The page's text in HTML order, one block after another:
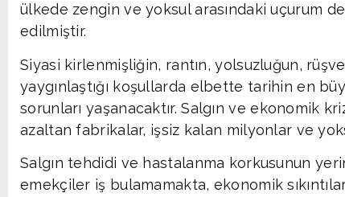
ülkede zengin ve yoksul arasındaki uçurum
edilmiştir.
Siyasi kirlenmişliğin, rantın, yolsuzluğun,
yaygınlaştığı koşullarda elbette tarihin en
sorunları yaşanacaktır. Salgın ve ekonomik
azaltan fabrikalar, işsiz kalan milyonlar ve
Salgın tehdidi ve hastalanma korkusunun
emekçiler iş bulamamakta, ekonomik